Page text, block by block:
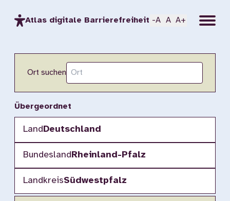
Atlas digitale Barrierefreiheit -A A A+ Menu
Ort suchen
Übergeordnet
LandDeutschland
BundeslandRheinland-Pfalz
LandkreisSüdwestpfalz